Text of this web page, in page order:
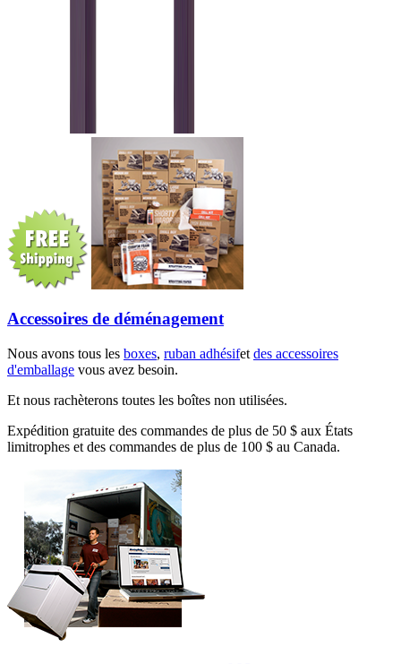
Accessoires de déménagement
Nous avons tous les boxes, ruban adhésifet des accessoires
d'emballage vous avez besoin.
Et nous rachèterons toutes les boîtes non utilisées.
Expédition gratuite des commandes de plus de 50 $ aux États
limitrophes et des commandes de plus de 100 $ au Canada.